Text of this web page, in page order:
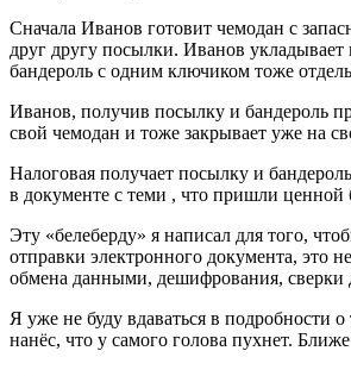
Сначала Иванов готовит чемодан с
друг другу посылки. Иванов
бандероль с одним ключиком тоже
Иванов, получив посылку и бандероль
свой чемодан и тоже закрывает уже на
Налоговая получает посылку и
в документе с теми , что пришли ценной
Эту «белеберду» я написал для того,
отправки электронного документа, это
обмена данными, дешифрования, сверки
Я уже не буду вдаваться в подробности
нанёс, что у самого голова пухнет.